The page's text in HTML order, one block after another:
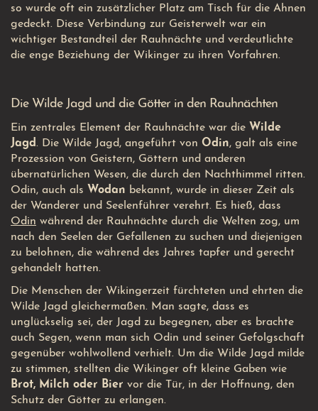
so wurde oft ein zusätzlicher Platz am Tisch für die Ahnen
gedeckt. Diese Verbindung zur Geisterwelt war ein
wichtiger Bestandteil der Rauhnächte und verdeutlichte
die enge Beziehung der Wikinger zu ihren Vorfahren.
Die Wilde Jagd und die Götter in den Rauhnächten
Ein zentrales Element der Rauhnächte war die Wilde
Jagd. Die Wilde Jagd, angeführt von Odin, galt als eine
Prozession von Geistern, Göttern und anderen
übernatürlichen Wesen, die durch den Nachthimmel ritten.
Odin, auch als Wodan bekannt, wurde in dieser Zeit als
der Wanderer und Seelenführer verehrt. Es hieß, dass
Odin während der Rauhnächte durch die Welten zog, um
nach den Seelen der Gefallenen zu suchen und diejenigen
zu belohnen, die während des Jahres tapfer und gerecht
gehandelt hatten.
Die Menschen der Wikingerzeit fürchteten und ehrten die
Wilde Jagd gleichermaßen. Man sagte, dass es
unglückselig sei, der Jagd zu begegnen, aber es brachte
auch Segen, wenn man sich Odin und seiner Gefolgschaft
gegenüber wohlwollend verhielt. Um die Wilde Jagd milde
zu stimmen, stellten die Wikinger oft kleine Gaben wie
Brot, Milch oder Bier vor die Tür, in der Hoffnung, den
Schutz der Götter zu erlangen.